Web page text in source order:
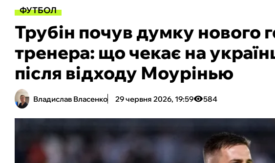
ФУТБОЛ
Трубін почув думку нового
тренера: що чекає на
після відходу Моурінью
Владислав Власенко 29 червня 2026, 19:59 584